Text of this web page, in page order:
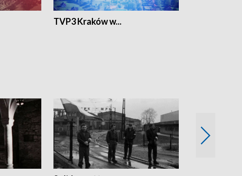
TVP3 Kraków w...